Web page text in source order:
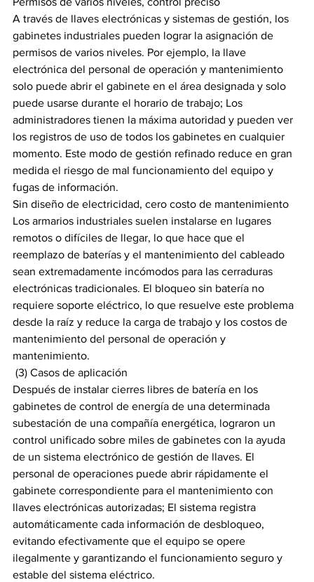
A través de llaves electrónicas y sistemas de gestión, los
gabinetes industriales pueden lograr la asignación de
permisos de varios niveles. Por ejemplo, la llave
electrónica del personal de operación y mantenimiento
solo puede abrir el gabinete en el área designada y solo
puede usarse durante el horario de trabajo; Los
administradores tienen la máxima autoridad y pueden ver
los registros de uso de todos los gabinetes en cualquier
momento. Este modo de gestión refinado reduce en gran
medida el riesgo de mal funcionamiento del equipo y
fugas de información.  ​
Sin diseño de electricidad, cero costo de mantenimiento
Los armarios industriales suelen instalarse en lugares
remotos o difíciles de llegar, lo que hace que el
reemplazo de baterías y el mantenimiento del cableado
sean extremadamente incómodos para las cerraduras
electrónicas tradicionales. El bloqueo sin batería no
requiere soporte eléctrico, lo que resuelve este problema
desde la raíz y reduce la carga de trabajo y los costos de
mantenimiento del personal de operación y
mantenimiento.
(3) Casos de aplicación
Después de instalar cierres libres de batería en los
gabinetes de control de energía de una determinada
subestación de una compañía energética, lograron un
control unificado sobre miles de gabinetes con la ayuda
de un sistema electrónico de gestión de llaves. El
personal de operaciones puede abrir rápidamente el
gabinete correspondiente para el mantenimiento con
llaves electrónicas autorizadas; El sistema registra
automáticamente cada información de desbloqueo,
evitando efectivamente que el equipo se opere
ilegalmente y garantizando el funcionamiento seguro y
estable del sistema eléctrico.